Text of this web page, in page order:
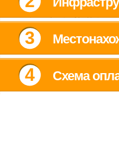
3
4 Схема
Главная